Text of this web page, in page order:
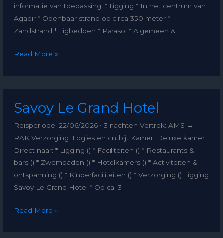
informatie van toepassing. * Ligging * In het centrum van
Agadir * Openbaar strand op circa 350 meter *
Zandstrand * Ligbedden * Parasol * Algemeen &
Read More »
Savoy Le Grand Hotel
Reisperiode: 22/06/2026 • 3 nachten Vertrek: AMS →
RAK Verzorging: Logies en ontbijt Kamer: Deluxe kamer
Direct naar: * Ligging () * Faciliteiten () * Restaurants &
bars () * Zwembaden () * Hotelkamers () * Activiteiten &
ontspanning () * Kinderfaciliteiten () * Verzorging () Ligging
Savoy Le Grand Hotel * Op ca. 3
Le
Hotel
Read More »